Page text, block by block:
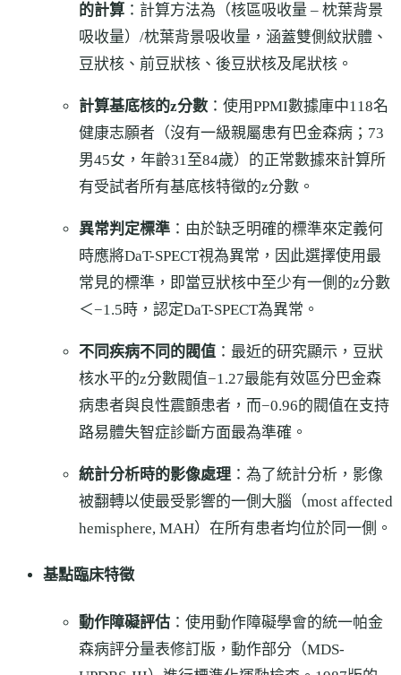
的計算 ：計算方法為（核區吸收量 – 枕葉背景
吸收量）/枕葉背景吸收量，涵蓋雙側紋狀體、
豆狀核、前豆狀核、後豆狀核及尾狀核。
計算基底核的z分數 ：使用PPMI數據庫中118名
健康志願者（沒有一級親屬患有巴金森病；73
男45女，年齡31至84歲）的正常數據來計算所
有受試者所有基底核特徵的z分數。
異常判定標準 ：由於缺乏明確的標準來定義何
時應將DaT-SPECT視為異常，因此選擇使用最
常見的標準，即當豆狀核中至少有一側的z分數
＜−1.5時，認定DaT-SPECT為異常。
不同疾病不同的閥值 ：最近的研究顯示，豆狀
核水平的z分數閥值−1.27最能有效區分巴金森
病患者與良性震顫患者，而−0.96的閥值在支持
路易體失智症診斷方面最為準確。
統計分析時的影像處理 ：為了統計分析，影像
被翻轉以使最受影響的一側大腦（most affected
hemisphere, MAH）在所有患者均位於同一側。
基點臨床特徵
動作障礙評估 ：使用動作障礙學會的統一帕金
森病評分量表修訂版，動作部分（MDS-